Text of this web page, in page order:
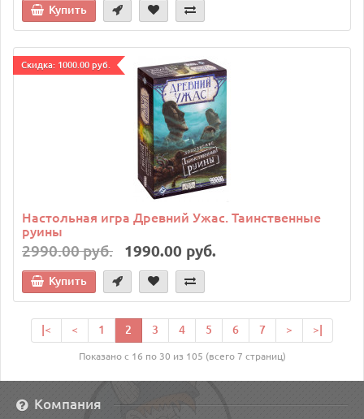
Купить
Cкидка: 1000.00 руб.
Настольная игра Древний Ужас. Таинственные
руины
2990.00 руб. 1990.00 руб.
Купить
|< < 1 2 3 4 5 6 7 > >|
Показано с 16 по 30 из 105 (всего 7 страниц)
Компания